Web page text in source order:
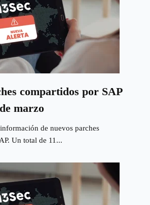
compartidos por SAP
marzo
de nuevos parches
Un total de 11...